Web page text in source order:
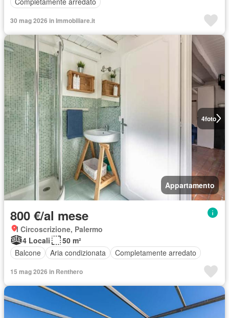
30 mag 2026 in Immobiliare.it
4foto
Appartamento
800 €/al mese
I Circoscrizione, Palermo
4 Locali
50 m²
Balcone
Aria condizionata Completamente arredato
15 mag 2026 in Renthero